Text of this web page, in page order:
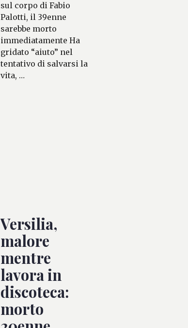
sul corpo di Fabio
Palotti, il 39enne
sarebbe morto
immediatamente Ha
gridato “aiuto” nel
tentativo di salvarsi la
vita, …
Versilia,
malore
mentre
lavora in
discoteca:
morto